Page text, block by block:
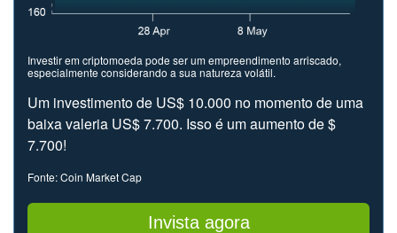
Investir em criptomoeda pode ser um empreendimento arriscado,
especialmente considerando a sua natureza volátil.
Um investimento de US$ 10.000 no momento de uma
baixa valeria US$ 7.700. Isso é um aumento de $
7.700!
Fonte: Coin Market Cap
Invista agora